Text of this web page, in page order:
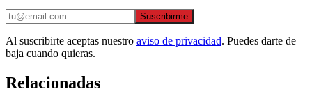
Suscribirme
Al suscribirte aceptas nuestro aviso de privacidad. Puedes darte de
baja cuando quieras.
Relacionadas